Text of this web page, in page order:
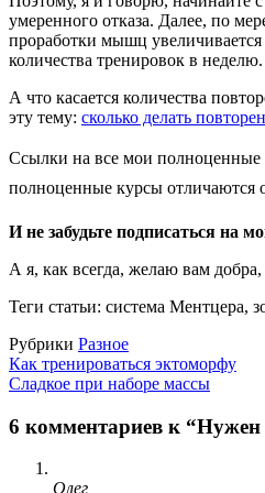
умеренного отказа. Далее, по
проработки мышц
количества тренировок в
А что касается количества
эту тему: сколько делать
Ссылки на все мои полноценные
полноценные курсы отличаются
И не забудьте подписаться на
А я, как всегда, желаю вам
Теги статьи: система Ментцера,
Рубрики Разное
Как тренироваться эктоморфу
Сладкое при наборе массы
6 комментариев к “Нужен
Олег